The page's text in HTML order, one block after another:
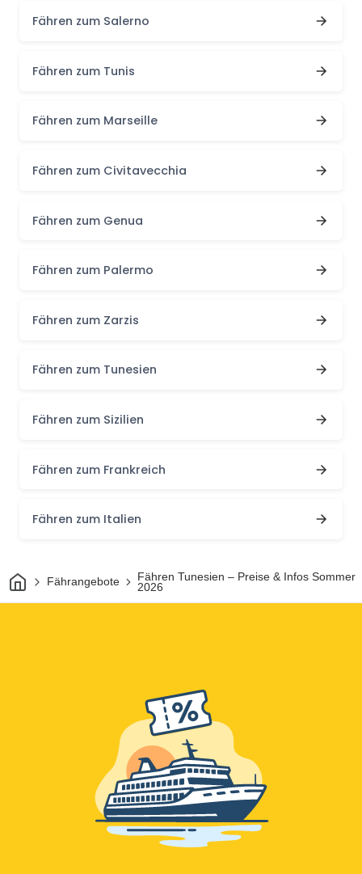
Fähren zum Salerno
Fähren zum Tunis
Fähren zum Marseille
Fähren zum Civitavecchia
Fähren zum Genua
Fähren zum Palermo
Fähren zum Zarzis
Fähren zum Tunesien
Fähren zum Sizilien
Fähren zum Frankreich
Fähren zum Italien
HeimFährangebote
Fähren Tunesien – Preise & Infos Sommer
2026